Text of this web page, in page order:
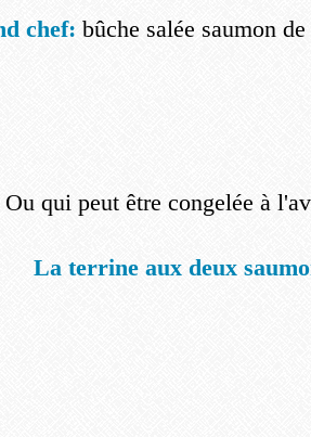
chef: bûche salée saumon
Ou qui peut être congelée à
La terrine aux deux